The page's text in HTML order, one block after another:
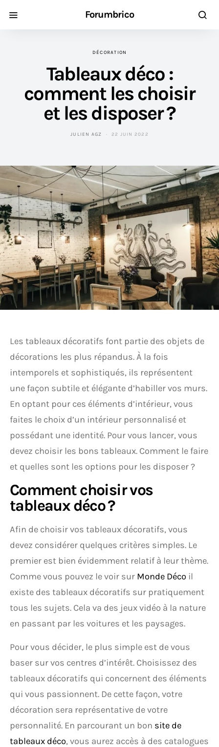
Forumbrico
DÉCORATION
Tableaux déco :
comment les choisir
et les disposer ?
JULIEN AGZ 22 JUIN 2022
Les tableaux décoratifs font partie des objets de
décorations les plus répandus. À la fois
intemporels et sophistiqués, ils représentent
une façon subtile et élégante d’habiller vos murs.
En optant pour ces éléments d’intérieur, vous
faites le choix d’un intérieur personnalisé et
possédant une identité. Pour vous lancer, vous
devez choisir les bons tableaux. Comment le faire
et quelles sont les options pour les disposer ?
Comment choisir vos
tableaux déco ?
Afin de choisir vos tableaux décoratifs, vous
devez considérer quelques critères simples. Le
premier est bien évidemment relatif à leur thème.
Comme vous pouvez le voir sur Monde Déco il
existe des tableaux décoratifs sur pratiquement
tous les sujets. Cela va des jeux vidéo à la nature
en passant par les voitures et les paysages.
Pour vous décider, le plus simple est de vous
baser sur vos centres d’intérêt. Choisissez des
tableaux décoratifs qui concernent des éléments
qui vous passionnent. De cette façon, votre
décoration sera représentative de votre
personnalité. En parcourant un bon site de
tableaux déco, vous aurez accès à des catalogues